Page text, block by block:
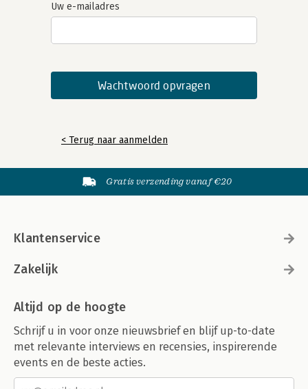
Uw e-mailadres
< Terug naar aanmelden
Gratis verzending vanaf €20
Klantenservice
Zakelijk
Altijd op de hoogte
Schrijf u in voor onze nieuwsbrief en blijf up-to-date
met relevante interviews en recensies, inspirerende
events en de beste acties.